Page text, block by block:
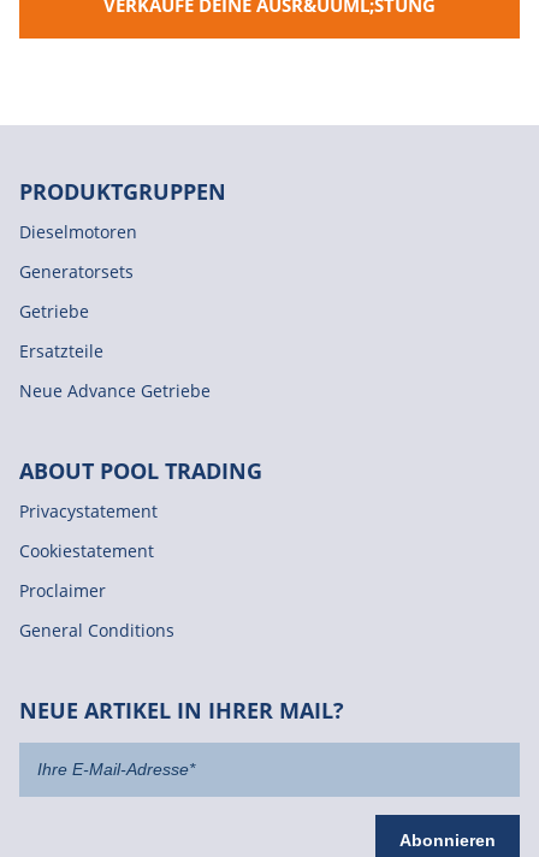
PRODUKTGRUPPEN
Dieselmotoren
Generatorsets
Getriebe
Ersatzteile
Neue Advance Getriebe
ABOUT POOL TRADING
Privacystatement
Cookiestatement
Proclaimer
General Conditions
NEUE ARTIKEL IN IHRER MAIL?